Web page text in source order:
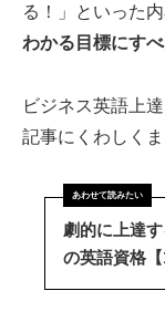
る！」といった内
わかる目標にすべ
ビジネス英語上
記事にくわしくま
劇的に上達
の英語資格【